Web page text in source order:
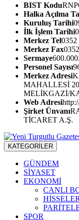
BIST Kodu
Halka Açılma
Kuruluş Tarihi
İlk İşlem Tarihi
Merkez Tel0352
Merkez Fax
Sermaye
Personel Sayısı
Merkez Adresi
MAHALLESİ
MELİKGAZİ/
Web Adresi
Şirket Ünvanı
TİCARET A.Ş.
KATEGORİLER
GÜNDEM
SİYASET
EKONOMİ
CANLI
HİSSELER
SPOR